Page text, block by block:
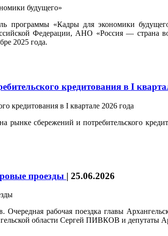
«Кадры для экономики
Федерации, АНО «Россия — страна
2025 года.
кредитования в I
рынке сбережений и потребительского
проезды | 25.06.2026
Очередная рабочая поездка главы
области Сергей ПИВКОВ и депутаты